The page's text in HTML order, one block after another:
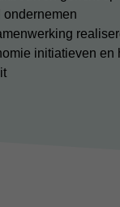
ondernemen
initiatieven en